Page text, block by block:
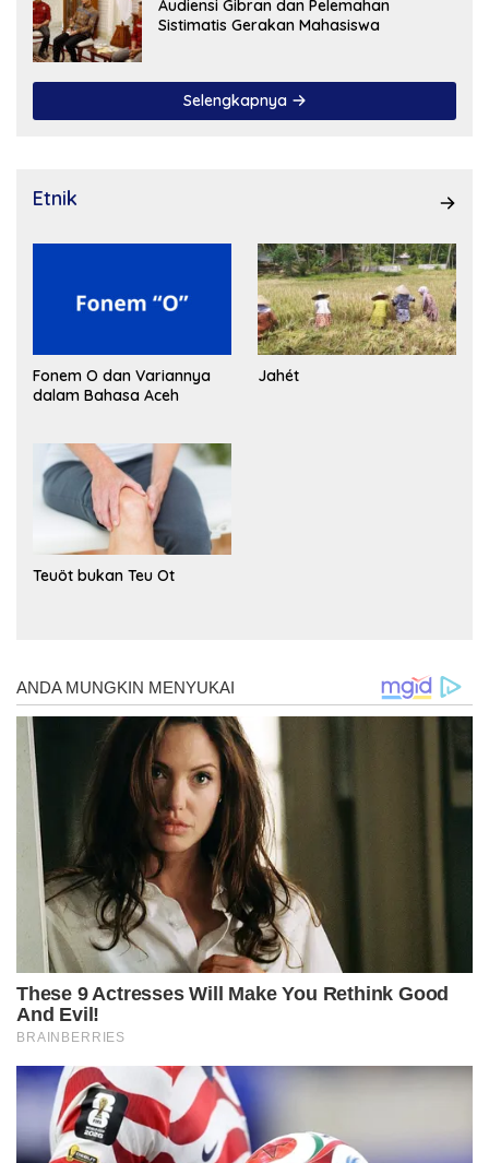
Audiensi Gibran dan Pelemahan
Sistimatis Gerakan Mahasiswa
Selengkapnya
Etnik
Fonem O dan Variannya
dalam Bahasa Aceh
Jahét
Teuöt bukan Teu Ot